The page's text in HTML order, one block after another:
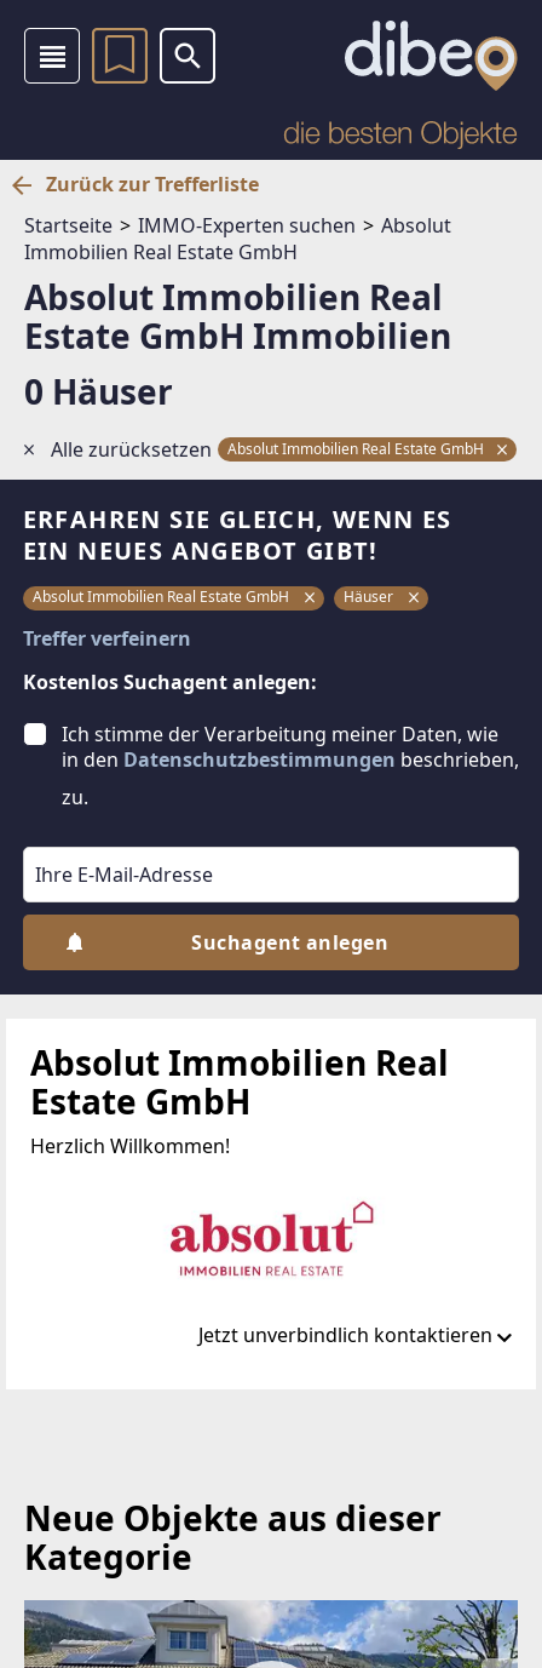
Zurück zur Trefferliste
Startseite
IMMO-Experten suchen
Absolut
Immobilien Real Estate GmbH
Absolut Immobilien Real
Estate GmbH Immobilien
0 Häuser
Alle zurücksetzen Absolut Immobilien Real Estate GmbH
ERFAHREN SIE GLEICH, WENN ES
EIN NEUES ANGEBOT GIBT!
Absolut Immobilien Real Estate GmbH Häuser
Treffer verfeinern
Kostenlos Suchagent anlegen:
Ich stimme der Verarbeitung meiner Daten, wie
in den Datenschutzbestimmungen beschrieben,
zu.
Suchagent anlegen
Absolut Immobilien Real
Estate GmbH
Herzlich Willkommen!
Jetzt unverbindlich kontaktieren
TELEFON
+43 (0)6542 701 42
WEBSITE
http://www.absolut-immobilien.com
Neue Objekte aus dieser
Kategorie